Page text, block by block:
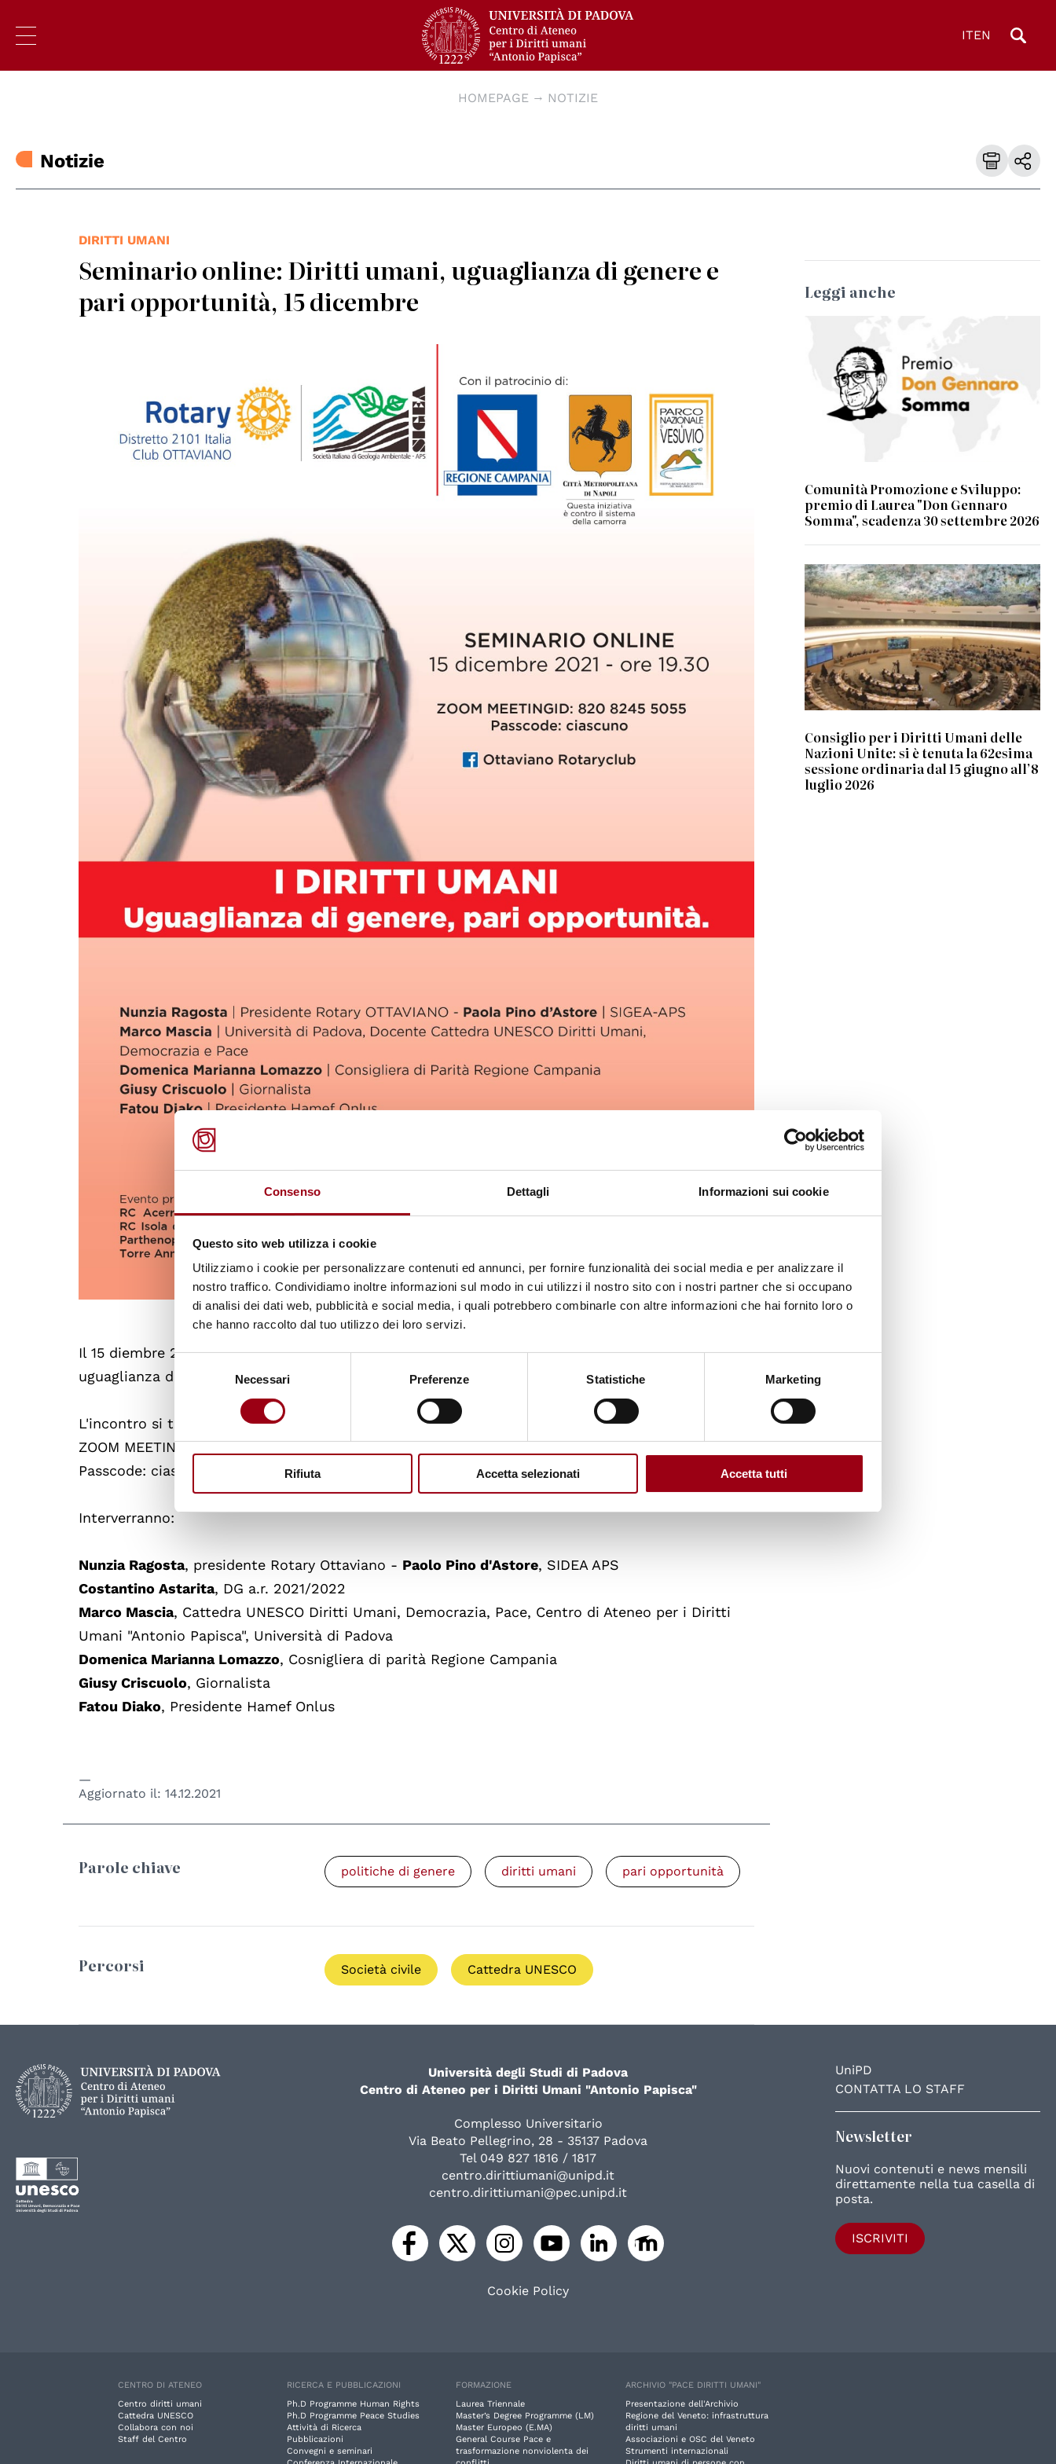
Consenso Dettagli Informazioni sui cookie
Questo sito web utilizza i cookie
Utilizziamo i cookie per personalizzare contenuti ed annunci, per fornire funzionalità dei social media e per analizzare il
nostro traffico. Condividiamo inoltre informazioni sul modo in cui utilizzi il nostro sito con i nostri partner che si occupano
di analisi dei dati web, pubblicità e social media, i quali potrebbero combinarle con altre informazioni che hai fornito loro o
che hanno raccolto dal tuo utilizzo dei loro servizi.
Selezione
Necessari Preferenze Statistiche Marketing
Rifiuta Accetta selezionati Accetta tutti
ITEN
HOMEPAGE NOTIZIE
Notizie
DIRITTI UMANI
Seminario online: Diritti umani, uguaglianza di genere e
pari opportunità, 15 dicembre
Il 15 diembre 2021, il Rotary Club di Ottaviano organizza il seminario online "Diritti umani,
uguaglianza di genere e pari opportunità", alle ore 19.30.
L'incontro si terrà sulla piattaforma Zoom e si potrà accedere con le seguenti credenziali
ZOOM MEETING ID: 820 8245 5055
Passcode: ciascuno
Interverranno:
Nunzia Ragosta, presidente Rotary Ottaviano - Paolo Pino d'Astore, SIDEA APS
Costantino Astarita, DG a.r. 2021/2022
Marco Mascia, Cattedra UNESCO Diritti Umani, Democrazia, Pace, Centro di Ateneo per i Diritti
Umani "Antonio Papisca", Università di Padova
Domenica Marianna Lomazzo, Cosnigliera di parità Regione Campania
Giusy Criscuolo, Giornalista
Fatou Diako, Presidente Hamef Onlus
Aggiornato il:14.12.2021
Parole chiave politiche di genere diritti umani pari opportunità
Percorsi Società civile Cattedra UNESCO
Leggi anche
Comunità Promozione e Sviluppo:
premio di Laurea "Don Gennaro
Somma", scadenza 30 settembre 2026
© UN Photo/Jess Hoffman
Consiglio per i Diritti Umani delle
Nazioni Unite: si è tenuta la 62esima
sessione ordinaria dal 15 giugno all’8
luglio 2026
UniPD
CONTATTA LO STAFF
Newsletter
Nuovi contenuti e news mensili
direttamente nella tua casella di
posta.
ISCRIVITI
Università degli Studi di Padova
Centro di Ateneo per i Diritti Umani "Antonio Papisca"
Complesso Universitario
Via Beato Pellegrino, 28 - 35137 Padova
Tel 049 827 1816 / 1817
centro.dirittiumani@unipd.it
centro.dirittiumani@pec.unipd.it
Cookie Policy
CENTRO DI ATENEO
Centro diritti umani
Cattedra UNESCO
Collabora con noi
Staff del Centro
RICERCA E PUBBLICAZIONI
Ph.D Programme Human Rights
Ph.D Programme Peace Studies
Attività di Ricerca
Pubblicazioni
Convegni e seminari
FORMAZIONE
Laurea Triennale
Master’s Degree Programme (LM)
Master Europeo (E.MA)
General Course Pace e
trasformazione nonviolenta dei
ARCHIVIO "PACE DIRITTI UMANI"
Presentazione dell'Archivio
Regione del Veneto: infrastruttura
diritti umani
Associazioni e OSC del Veneto
Strumenti internazionali